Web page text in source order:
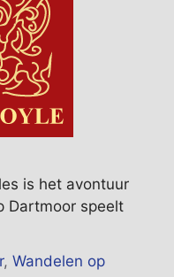
is het avontuur
Dartmoor speelt
,Wandelen op